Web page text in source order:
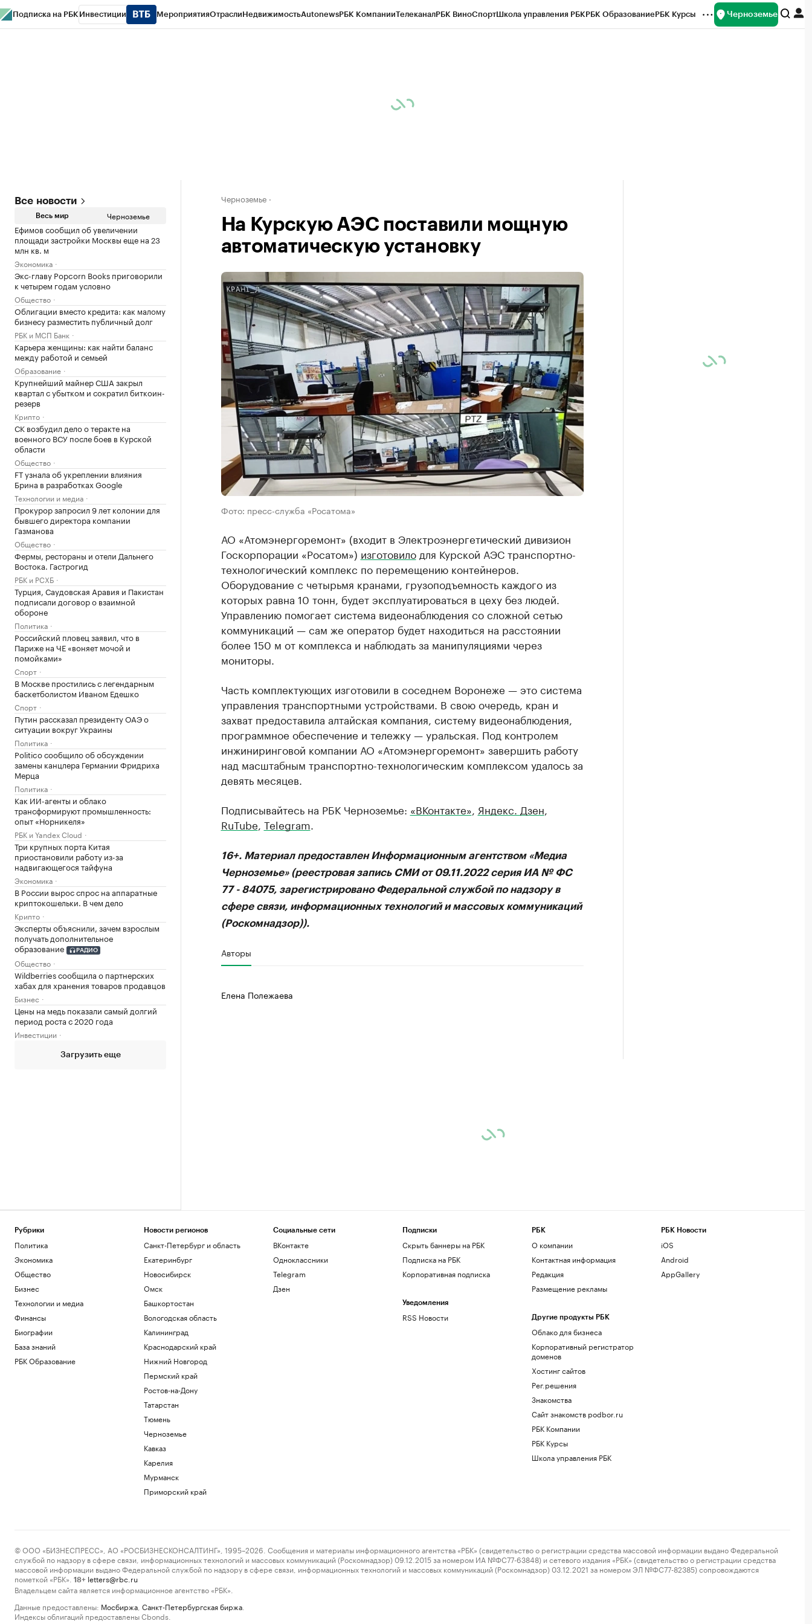
Подписка на РБК Инвестиции МероприятияОтраслиНедвижимостьAutonewsРБК КомпанииТелеканалРБК ВиноСпортШкола управления РБКРБК ОбразованиеРБК Курсы Черноземье
Все новости
Весь мир Черноземье
Ефимов сообщил об увеличении
площади застройки Москвы еще на 23
млн кв. м
Экономика
Экс-главу Popcorn Books приговорили
к четырем годам условно
Общество
Облигации вместо кредита: как малому
бизнесу разместить публичный долг
РБК и МСП Банк
Карьера женщины: как найти баланс
между работой и семьей
Образование
Крупнейший майнер США закрыл
квартал с убытком и сократил биткоин-
резерв
Крипто
СК возбудил дело о теракте на
военного ВСУ после боев в Курской
области
Общество
FT узнала об укреплении влияния
Брина в разработках Google
Технологии и медиа
Прокурор запросил 9 лет колонии для
бывшего директора компании
Газманова
Общество
Фермы, рестораны и отели Дальнего
Востока. Гастрогид
РБК и РСХБ
Турция, Саудовская Аравия и Пакистан
подписали договор о взаимной
обороне
Политика
Российский пловец заявил, что в
Париже на ЧЕ «воняет мочой и
помойками»
Спорт
В Москве простились с легендарным
баскетболистом Иваном Едешко
Спорт
Путин рассказал президенту ОАЭ о
ситуации вокруг Украины
Политика
Politico сообщило об обсуждении
замены канцлера Германии Фридриха
Мерца
Политика
Как ИИ-агенты и облако
трансформируют промышленность:
опыт «Норникеля»
РБК и Yandex Cloud
Три крупных порта Китая
приостановили работу из-за
надвигающегося тайфуна
Экономика
В России вырос спрос на аппаратные
криптокошельки. В чем дело
Крипто
Эксперты объяснили, зачем взрослым
получать дополнительное
образование
РАДИО
Общество
Wildberries сообщила о партнерских
хабах для хранения товаров продавцов
Бизнес
Цены на медь показали самый долгий
период роста с 2020 года
Инвестиции
Загрузить еще
Черноземье
На Курскую АЭС поставили мощную
автоматическую установку
Фото: пресс-служба «Росатома»
АО «Атомэнергоремонт» (входит в Электроэнергетический дивизион
Госкорпорации «Росатом») изготовилодля Курской АЭС транспортно-
технологический комплекс по перемещению контейнеров.
Оборудование с четырьмя кранами, грузоподъемность каждого из
которых равна 10 тонн, будет эксплуатироваться в цеху без людей.
Управлению помогает система видеонаблюдения со сложной сетью
коммуникаций — сам же оператор будет находиться на расстоянии
более 150 м от комплекса и наблюдать за манипуляциями через
мониторы.
Часть комплектующих изготовили в соседнем Воронеже — это система
управления транспортными устройствами. В свою очередь, кран и
захват предоставила алтайская компания, систему видеонаблюдения,
программное обеспечение и тележку — уральская. Под контролем
инжиниринговой компании АО «Атомэнергоремонт» завершить работу
над масштабным транспортно-технологическим комплексом удалось за
девять месяцев.
Подписывайтесь на РБК Черноземье: «ВКонтакте» Яндекс. Дзен
RuTube Telegram
16+. Материал предоставлен Информационным агентством «Медиа
Черноземье» (реестровая запись СМИ от 09.11.2022 серия ИА № ФС
77 - 84075, зарегистрировано Федеральной службой по надзору в
сфере связи, информационных технологий и массовых коммуникаций
(Роскомнадзор)).
Авторы
Елена Полежаева
Рубрики
Политика
Экономика
Общество
Бизнес
Технологии и медиа
Финансы
Биографии
База знаний
РБК Образование
Новости регионов
Санкт-Петербург и область
Екатеринбург
Новосибирск
Омск
Башкортостан
Вологодская область
Калининград
Краснодарский край
Нижний Новгород
Пермский край
Ростов-на-Дону
Татарстан
Тюмень
Черноземье
Кавказ
Карелия
Мурманск
Приморский край
Социальные сети
ВКонтакте
Одноклассники
Telegram
Дзен
Подписки
Скрыть баннеры на РБК
Подписка на РБК
Корпоративная подписка
Уведомления
RSS Новости
РБК
О компании
Контактная информация
Редакция
Размещение рекламы
Другие продукты РБК
Облако для бизнеса
Корпоративный регистратор
доменов
Хостинг сайтов
Рег.решения
Знакомства
Сайт знакомств podbor.ru
РБК Компании
РБК Курсы
Школа управления РБК
РБК Новости
iOS
Android
AppGallery
© ООО «БИЗНЕСПРЕСС», АО «РОСБИЗНЕСКОНСАЛТИНГ», 1995–2026. Сообщения и материалы информационного агентства «РБК» (свидетельство о регистрации средства массовой информации выдано Федеральной
службой по надзору в сфере связи, информационных технологий и массовых коммуникаций (Роскомнадзор) 09.12.2015 за номером ИА №ФС77-63848) и сетевого издания «РБК» (свидетельство о регистрации средства
массовой информации выдано Федеральной службой по надзору в сфере связи, информационных технологий и массовых коммуникаций (Роскомнадзор) 03.12.2021 за номером ЭЛ №ФС77-82385) сопровождаются
пометкой «РБК».
18+ letters@rbc.ru
Владельцем сайта является информационное агентство «РБК».
Данные предоставлены: Мосбиржа Санкт-Петербургская биржа
Индексы облигаций предоставлены Cbonds.